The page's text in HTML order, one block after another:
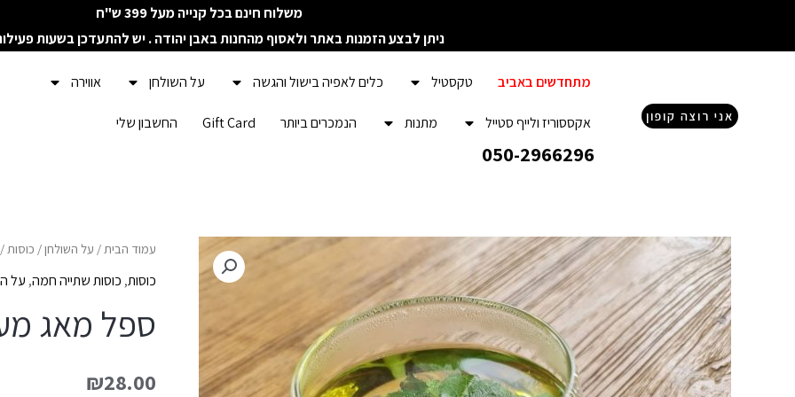
משלוח חינם בכל קנייה מעל 399 ש"ח
ניתן לבצע הזמנות באתר ולאסוף מהחנות באבן יהודה . יש להתעדכן בשעות
אני רוצה קופון
מתחדשים באביב טקסטיל כלים לאפיה בישול והגשה על השולחן אווירה
אקססוריז ולייף סטייל מתנות הנמכרים ביותר Gift Card החשבון שלי
050-2966296
עמוד הבית/ על השולחן/ כוסות/
כוסות, כוסות שתייה חמה, על
ספל מאג
₪28.00
כמות
של
מאג
שקוף